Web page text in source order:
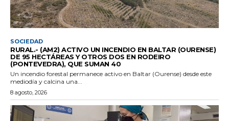
SOCIEDAD
RURAL.- (AM2) ACTIVO UN INCENDIO EN BALTAR (OURENSE)
DE 95 HECTÁREAS Y OTROS DOS EN RODEIRO
(PONTEVEDRA), QUE SUMAN 40
Un incendio forestal permanece activo en Baltar (Ourense) desde este
mediodía y calcina una...
8 agosto, 2026